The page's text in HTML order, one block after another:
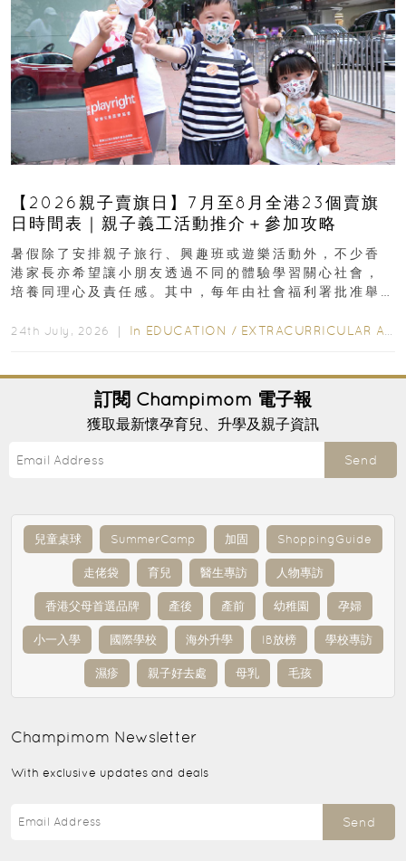
【2026親子賣旗日】7月至8月全港23個賣旗
日時間表｜親子義工活動推介＋參加攻略
暑假除了安排親子旅行、興趣班或遊樂活動外，不少香
港家長亦希望讓小朋友透過不同的體驗學習關心社會，
培養同理心及責任感。其中，每年由社會福利署批准舉
24th July, 2026 ｜ In EDUCATION / EXTRACURRICULAR ACTIVITIES
訂閱 Champimom 電子報
獲取最新懷孕育兒、升學及親子資訊
Send
兒童桌球 SummerCamp 加固 ShoppingGuide
走佬袋 育兒 醫生專訪 人物專訪
香港父母首選品牌 產後 產前 幼稚園 孕婦
小一入學 國際學校 海外升學 IB放榜 學校專訪
濕疹 親子好去處 母乳 毛孩
Champimom Newsletter
With exclusive updates and deals
Send